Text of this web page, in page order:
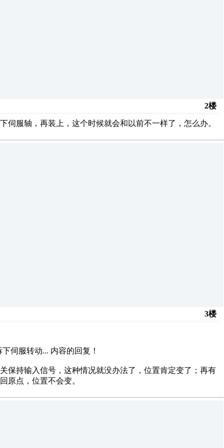
2楼
服轴，再装上，这个时候就会和以前不一样了，怎么办。
3楼
伺服转动... 内容的回复！
保持输入信号，这种情况就没办法了，位置肯定变了；再有
原点，位置不会变。